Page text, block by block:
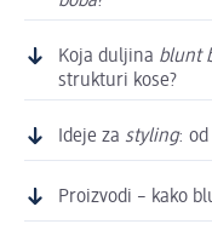
Koja duljina blunt
strukturi kose?
Ideje za styling: od
Proizvodi – kako